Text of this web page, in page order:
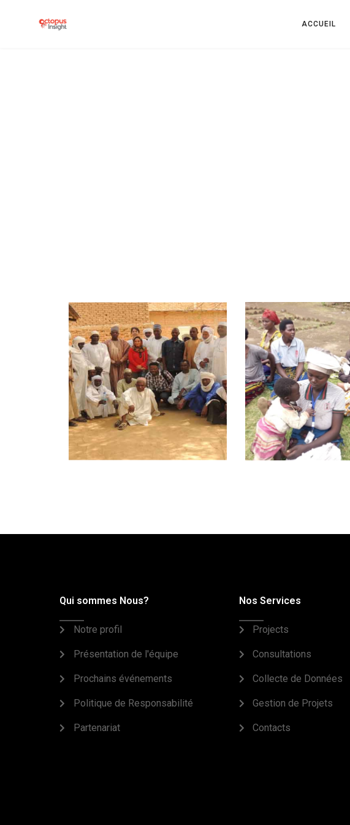
ACCUEIL
Qui sommes Nous?
Notre profil
Présentation de l'équipe
Prochains événements
Politique de Responsabilité
Partenariat
Nos Services
Projects
Consultations
Collecte de Données
Gestion de Projets
Contacts